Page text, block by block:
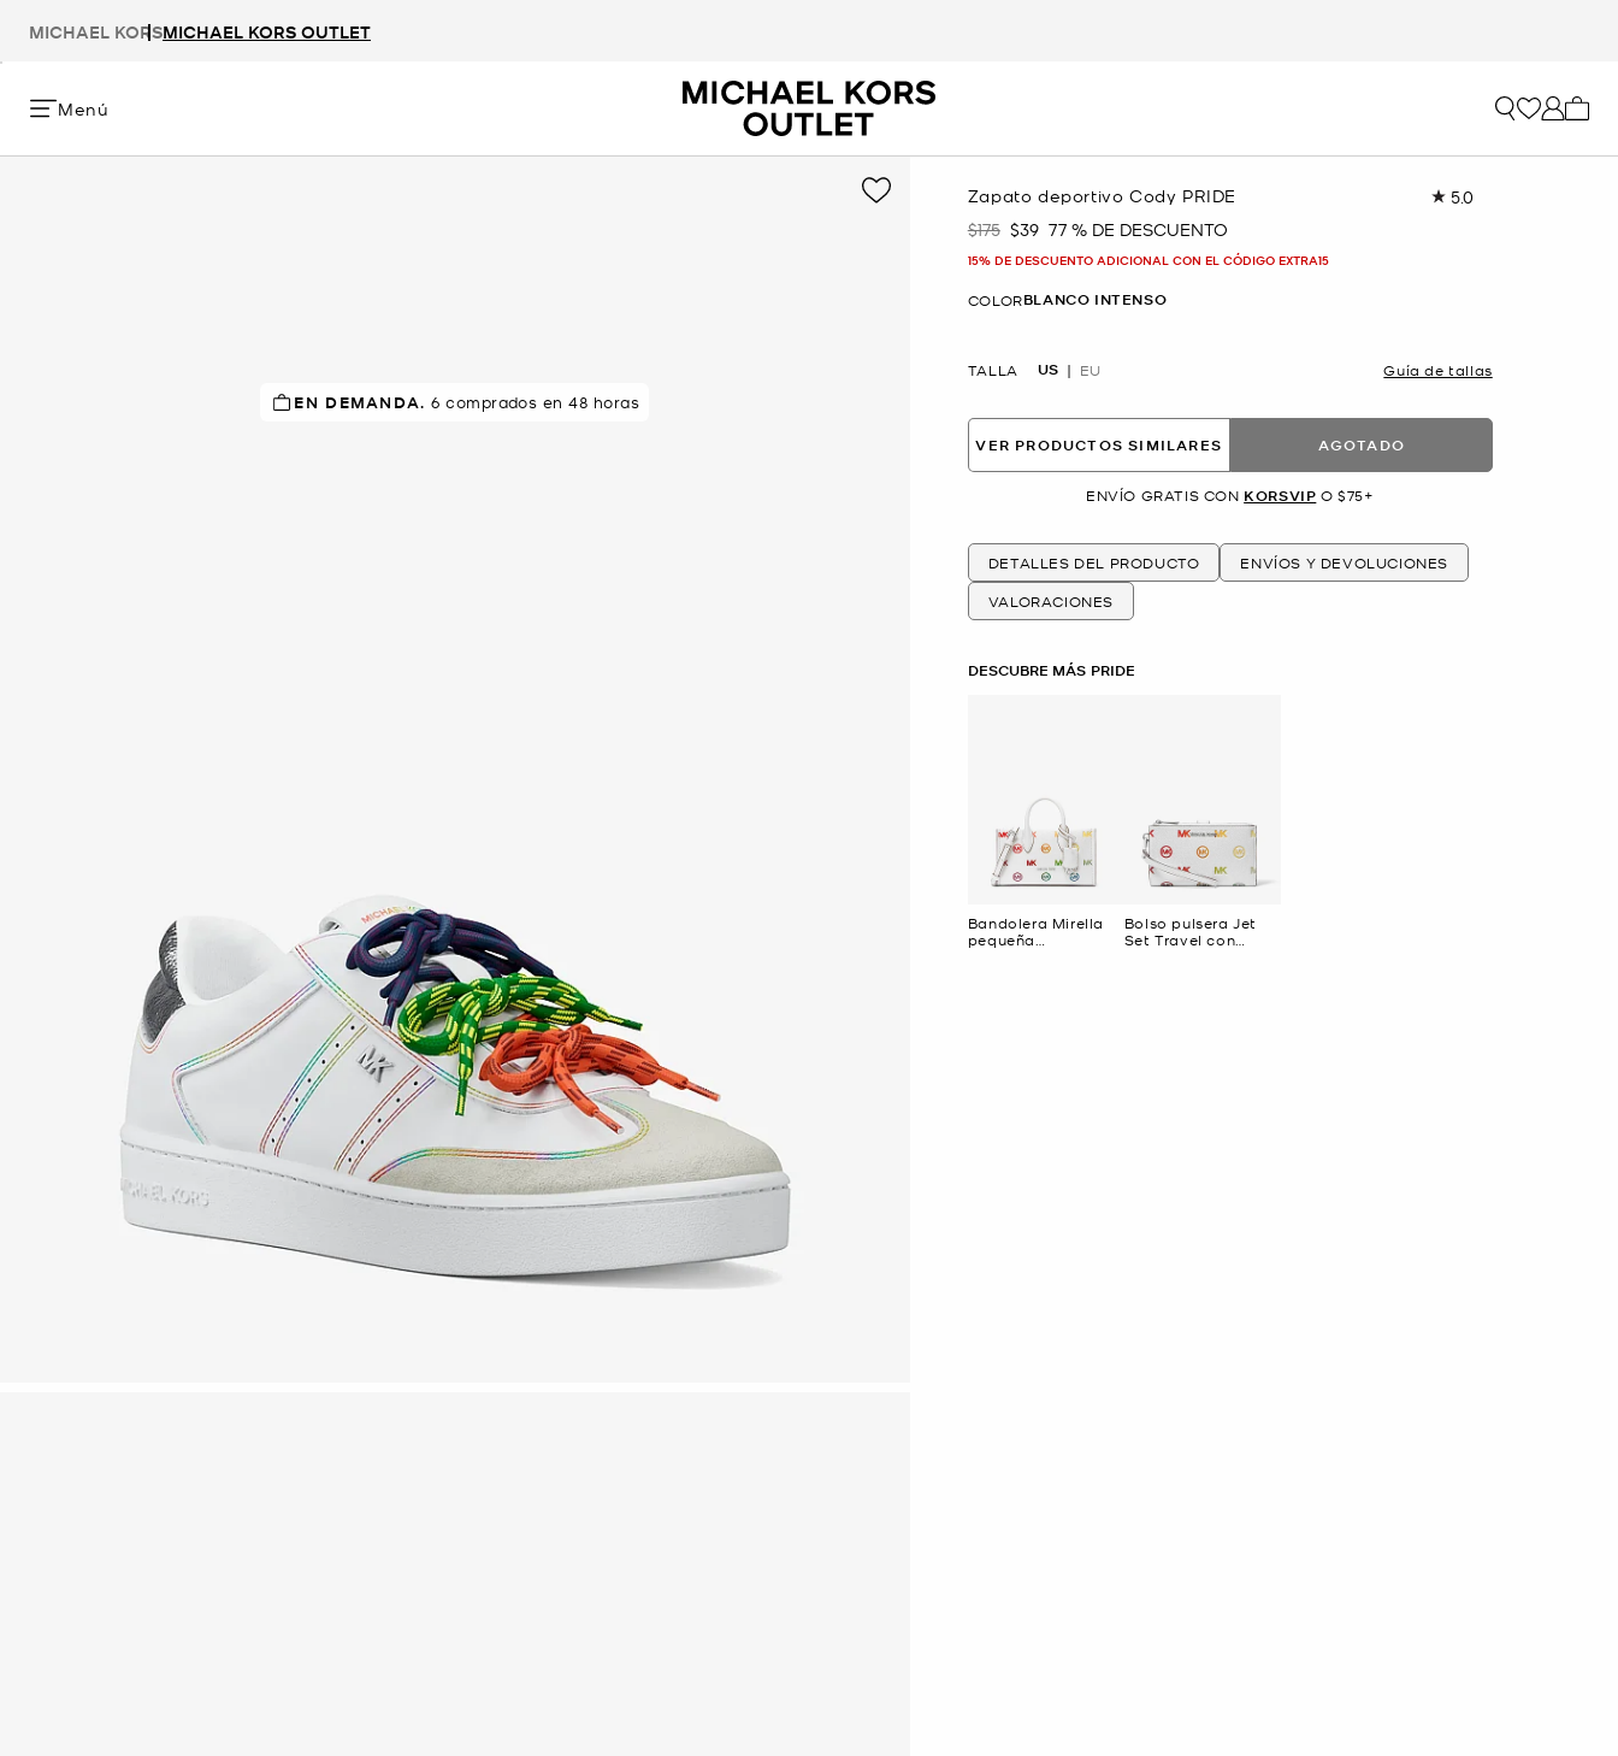
MICHAEL KORSMICHAEL KORS OUTLET
Menú
EN DEMANDA. 6 comprados en 48 horas
¡POPULAR!
Zapato deportivo Cody PRIDE 5.0
Era
$175 Ahora
$39 77 % DE DESCUENTO
15% DE DESCUENTO ADICIONAL CON EL CÓDIGO EXTRA15
COLORBLANCO INTENSO
TALLA US EU Guía de tallas
VER PRODUCTOS SIMILARES AGOTADO
ENVÍO GRATIS CON KORSVIP O $75+
DETALLES DEL PRODUCTO
ENVÍOS Y DEVOLUCIONES
VALORACIONES
DESCUBRE MÁS PRIDE
Bandolera Mirella
pequeña
Bolso pulsera Jet
Set Travel con